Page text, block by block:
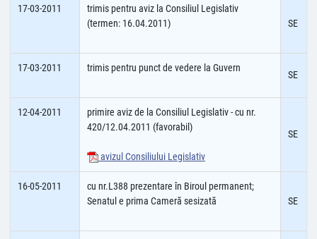
17-03-2011
trimis pentru aviz la Consiliul Legislativ
(termen: 16.04.2011)
SE
17-03-2011 trimis pentru punct de vedere la Guvern
SE
12-04-2011
primire aviz de la Consiliul Legislativ - cu nr.
420/12.04.2011 (favorabil)
avizul Consiliului Legislativ
SE
16-05-2011
cu nr.L388 prezentare în Biroul permanent;
Senatul e prima Cameră sesizată
SE